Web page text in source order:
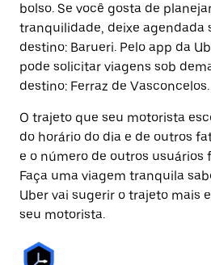
bolso. Se você gosta de
tranquilidade, deixe agendada
destino: Barueri. Pelo app da
pode solicitar viagens sob
destino: Ferraz de Vasconcelos.
O trajeto que seu motorista
do horário do dia e de outros
e o número de outros usuários
Faça uma viagem tranquila
Uber vai sugerir o trajeto mais
seu motorista.